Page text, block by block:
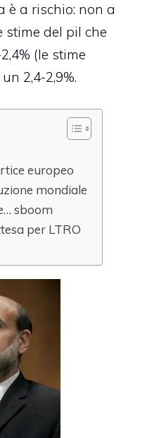
è a rischio: non a
stime del pil che
(le stime
2,4-2,9%.
europeo
mondiale
sboom
per LTRO